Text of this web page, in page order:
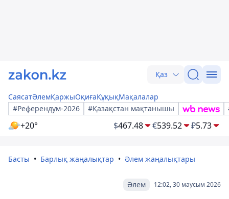
Қаз
СаясатӘлемҚаржыОқиғаҚұқықМақалалар
#Референдум-2026
#Қазақстан мақтанышы
+20° $467.48 €539.52 ₽5.73
Басты Барлық жаңалықтар Әлем жаңалықтары
12:02, 30 маусым 2026
Әлем